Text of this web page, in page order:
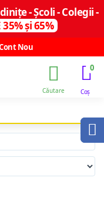
- Școli - Colegii -
35% și 65%
Nou
0